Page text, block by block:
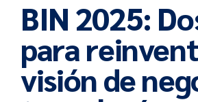
BIN 2025:
para
visión de